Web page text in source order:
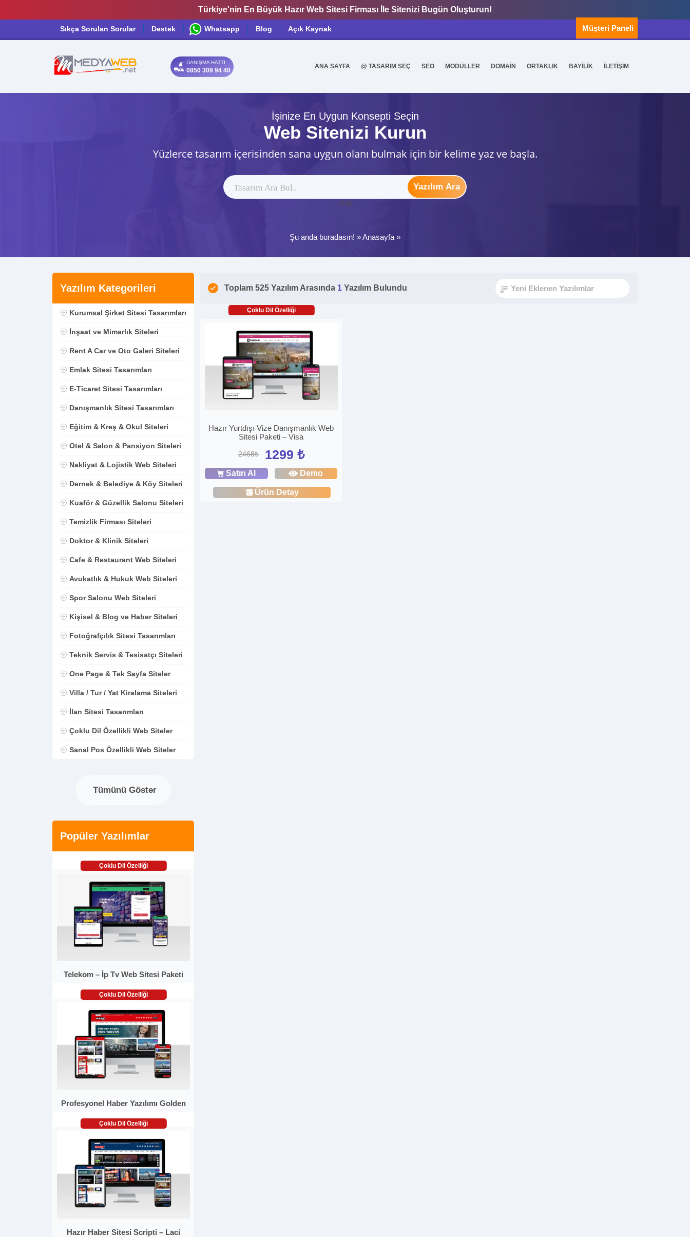
Türkiye'nin En Büyük Hazır Web Sitesi Firması İle Sitenizi Bugün Oluşturun!
Sıkça Sorulan Sorular Destek Whatsapp Blog Açık Kaynak Müşteri Paneli
DANIŞMA HATTI
0850 309 94 40
ANA SAYFA @ TASARIM SEÇ SEO MODÜLLER DOMAİN ORTAKLIK BAYİLİK İLETİŞİM
İşinize En Uygun Konsepti Seçin
Web Sitenizi Kurun
Yüzlerce tasarım içerisinden sana uygun olanı bulmak için bir kelime yaz ve başla.
Yazılım Ara
ytag
Şu anda buradasın! »Anasayfa »
Yazılım Kategorileri
Kurumsal Şirket Sitesi Tasarımları
İnşaat ve Mimarlık Siteleri
Rent A Car ve Oto Galeri Siteleri
Emlak Sitesi Tasarımları
E-Ticaret Sitesi Tasarımları
Danışmanlık Sitesi Tasarımları
Eğitim & Kreş & Okul Siteleri
Otel & Salon & Pansiyon Siteleri
Nakliyat & Lojistik Web Siteleri
Dernek & Belediye & Köy Siteleri
Kuaför & Güzellik Salonu Siteleri
Temizlik Firması Siteleri
Doktor & Klinik Siteleri
Cafe & Restaurant Web Siteleri
Avukatlık & Hukuk Web Siteleri
Spor Salonu Web Siteleri
Kişisel & Blog ve Haber Siteleri
Fotoğrafçılık Sitesi Tasarımları
Teknik Servis & Tesisatçı Siteleri
One Page & Tek Sayfa Siteler
Villa / Tur / Yat Kiralama Siteleri
İlan Sitesi Tasarımları
Çoklu Dil Özellikli Web Siteler
Sanal Pos Özellikli Web Siteler
Tümünü Göster
Popüler Yazılımlar
Çoklu Dil Özelliği
Telekom – İp Tv Web Sitesi Paketi
Çoklu Dil Özelliği
Profesyonel Haber Yazılımı Golden
Çoklu Dil Özelliği
Hazır Haber Sitesi Scripti – Laci
Toplam 525 Yazılım Arasında 1 Yazılım Bulundu
Çoklu Dil Özelliği
Hazır Yurtdışı Vize Danışmanlık Web
Sitesi Paketi – Visa
2468₺ 1299 ₺
Satın Al Demo
Ürün Detay